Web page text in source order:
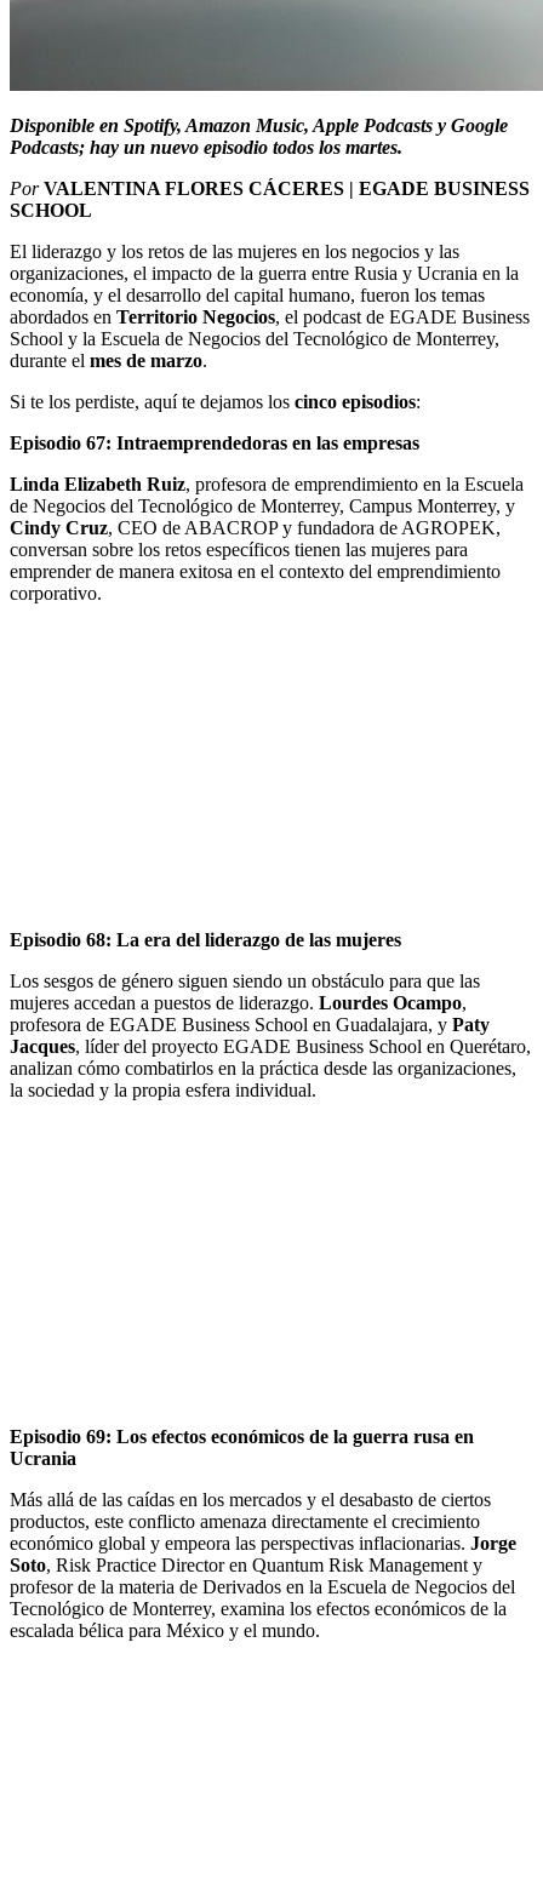
Disponible en Spotify, Amazon Music, Apple Podcasts y Google
Podcasts; hay un nuevo episodio todos los martes.
Por VALENTINA FLORES CÁCERES | EGADE BUSINESS
SCHOOL
El liderazgo y los retos de las mujeres en los negocios y las
organizaciones, el impacto de la guerra entre Rusia y Ucrania en la
economía, y el desarrollo del capital humano, fueron los temas
abordados en Territorio Negocios, el podcast de EGADE Business
School y la Escuela de Negocios del Tecnológico de Monterrey,
durante el mes de marzo.
Si te los perdiste, aquí te dejamos los cinco episodios:
Episodio 67: Intraemprendedoras en las empresas
Linda Elizabeth Ruiz, profesora de emprendimiento en la Escuela
de Negocios del Tecnológico de Monterrey, Campus Monterrey, y
Cindy Cruz, CEO de ABACROP y fundadora de AGROPEK,
conversan sobre los retos específicos tienen las mujeres para
emprender de manera exitosa en el contexto del emprendimiento
corporativo.
Episodio 68: La era del liderazgo de las mujeres
Los sesgos de género siguen siendo un obstáculo para que las
mujeres accedan a puestos de liderazgo. Lourdes Ocampo,
profesora de EGADE Business School en Guadalajara, y Paty
Jacques, líder del proyecto EGADE Business School en Querétaro,
analizan cómo combatirlos en la práctica desde las organizaciones,
la sociedad y la propia esfera individual.
Episodio 69: Los efectos económicos de la guerra rusa en
Ucrania
Más allá de las caídas en los mercados y el desabasto de ciertos
productos, este conflicto amenaza directamente el crecimiento
económico global y empeora las perspectivas inflacionarias. Jorge
Soto, Risk Practice Director en Quantum Risk Management y
profesor de la materia de Derivados en la Escuela de Negocios del
Tecnológico de Monterrey, examina los efectos económicos de la
escalada bélica para México y el mundo.